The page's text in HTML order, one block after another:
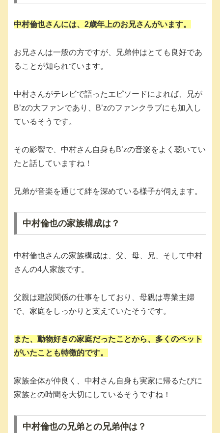
中村倫也さんには、2歳年上のお兄さんがいます。
お兄さんは一般の方ですが、兄弟仲はとても良好であ
ることが知られています。
中村さんがテレビで語ったエピソードによれば、兄が
B’zの大ファンであり、B’zのファンクラブにも加入し
ているそうです。
その影響で、中村さん自身もB’zの音楽をよく聴いてい
たと話していますね！
兄弟が音楽を通じて絆を深めている様子が伺えます。
中村倫也の家族構成は？
中村倫也さんの家族構成は、父、母、兄、そして中村
さんの4人家族です。
父親は建設関係の仕事をしており、母親は専業主婦
で、家庭をしっかりと支えていたそうです。
また、動物好きの家庭だったことから、多くのペット
がいたことも特徴的です。
家族全体が仲良く、中村さん自身も実家に帰るたびに
家族との時間を大切にしているそうですね！
中村倫也の兄弟との兄弟仲は？